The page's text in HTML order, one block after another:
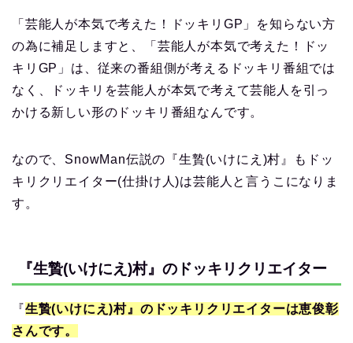
「芸能人が本気で考えた！ドッキリGP」を知らない方
の為に補足しますと、「芸能人が本気で考えた！ドッ
キリGP」は、従来の番組側が考えるドッキリ番組では
なく、ドッキリを芸能人が本気で考えて芸能人を引っ
かける新しい形のドッキリ番組なんです。
なので、SnowMan伝説の『生贄(いけにえ)村』もドッ
キリクリエイター(仕掛け人)は芸能人と言うこになりま
す。
『生贄(いけにえ)村』のドッキリクリエイター
『生贄(いけにえ)村』のドッキリクリエイターは恵俊彰
さんです。